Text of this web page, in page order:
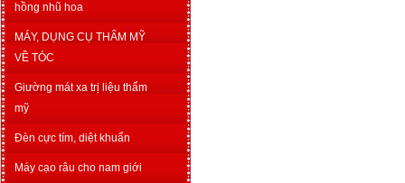
hồng nhũ hoa
MÁY, DỤNG CỤ THẨM MỸ
VỀ TÓC
Giường mát xa trị liệu thẩm
mỹ
Đèn cực tím, diệt khuẩn
Máy cạo râu cho nam giới